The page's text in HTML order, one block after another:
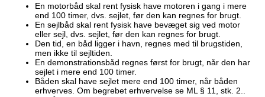
En motorbåd skal rent fysisk have motoren i gang i mere
end 100 timer, dvs. sejlet, før den kan regnes for brugt.
En sejlbåd skal rent fysisk have bevæget sig ved motor
eller sejl, dvs. sejlet, før den kan regnes for brugt.
Den tid, en båd ligger i havn, regnes med til brugstiden,
men ikke til sejltiden.
En demonstrationsbåd regnes først for brugt, når den har
sejlet i mere end 100 timer.
Båden skal have sejlet mere end 100 timer, når båden
erhverves. Om begrebet erhvervelse se ML § 11, stk. 2..